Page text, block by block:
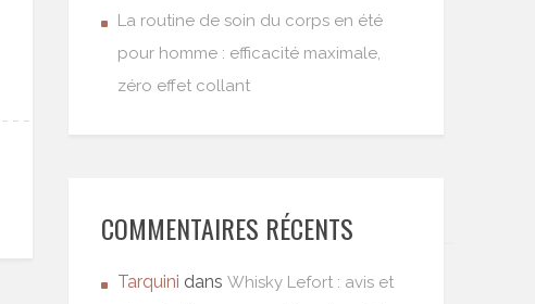
La routine de soin du corps en été
pour homme : efficacité maximale,
zéro effet collant
COMMENTAIRES RÉCENTS
Tarquini dans Whisky Lefort : avis et